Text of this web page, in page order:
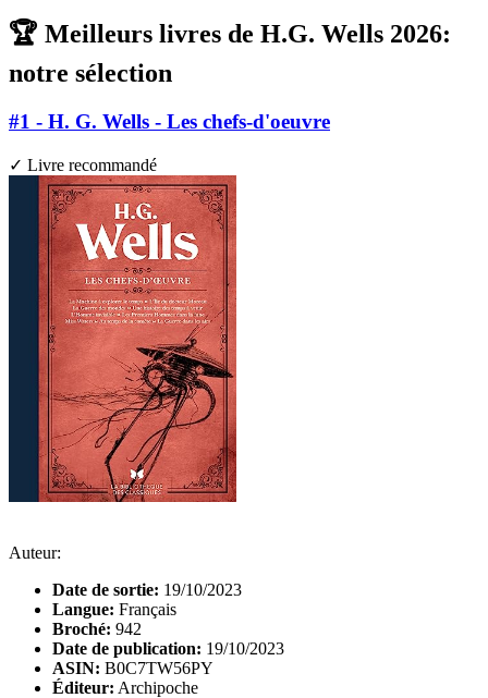
🏆 Meilleurs livres de H.G. Wells 2026:
notre sélection
#1 - H. G. Wells - Les chefs-d'oeuvre
✓ Livre recommandé
Auteur:
Date de sortie: 19/10/2023
Langue: Français
Broché: 942
Date de publication: 19/10/2023
ASIN: B0C7TW56PY
Éditeur: Archipoche